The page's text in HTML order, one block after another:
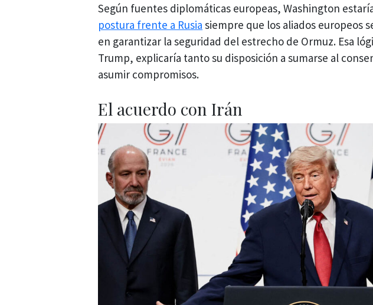
Según fuentes diplomáticas europeas, Washington
postura frente a Rusia siempre que los aliados europeos
en garantizar la seguridad del estrecho de Ormuz. Esa
Trump, explicaría tanto su disposición a sumarse al
asumir compromisos.
El acuerdo con Irán